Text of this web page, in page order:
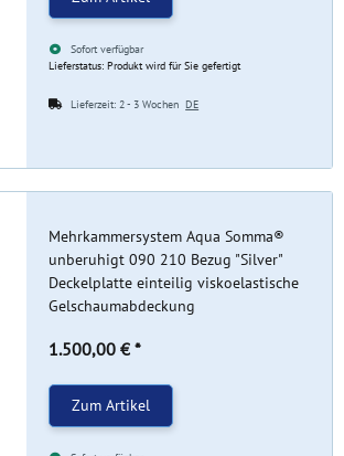
Sofort verfügbar
Lieferstatus: Produkt wird für Sie gefertigt
Lieferzeit:2 - 3 WochenDE
Mehrkammersystem Aqua Somma®
unberuhigt 090 210 Bezug "Silver"
Deckelplatte einteilig viskoelastische
Gelschaumabdeckung
1.500,00 € *
Zum Artikel